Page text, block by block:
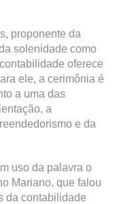
proponente da
solenidade como
oferece
ele, a cerimônia é
a uma das
a
e da
uso da palavra o
Mariano, que falou
da contabilidade